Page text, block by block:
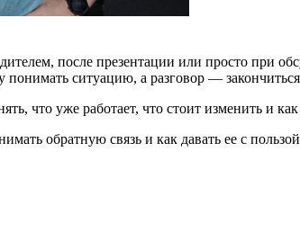
после презентации или просто при
ситуацию, а разговор —
что уже работает, что стоит изменить и
обратную связь и как давать ее с